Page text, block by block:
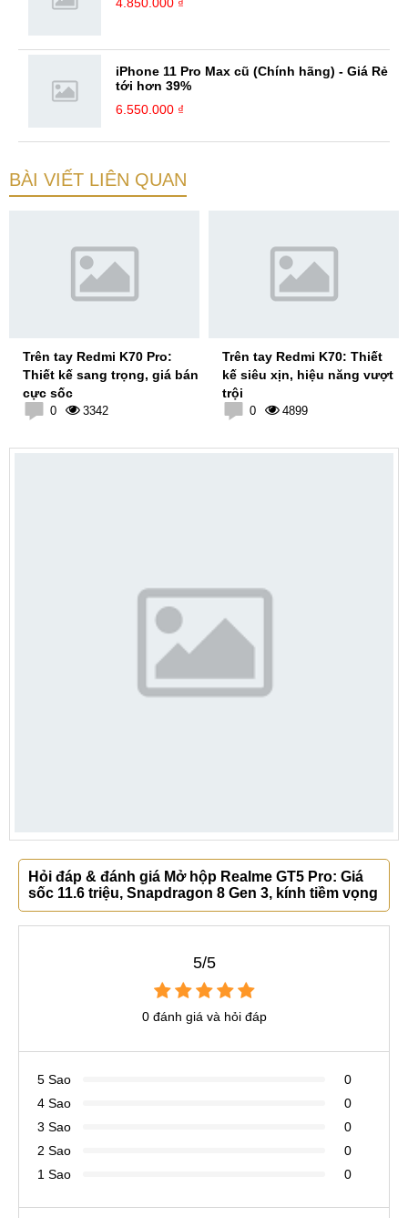
iPhone 11 Pro Max cũ (Chính hãng) - Giá Rẻ
tới hơn 39%
6.550.000 ₫
BÀI VIẾT LIÊN QUAN
Trên tay Redmi K70 Pro:
Thiết kế sang trọng, giá bán
cực sốc
0 3342
Trên tay Redmi K70: Thiết
kế siêu xịn, hiệu năng vượt
trội
0 4899
Hỏi đáp & đánh giá Mở hộp Realme GT5 Pro: Giá
sốc 11.6 triệu, Snapdragon 8 Gen 3, kính tiềm vọng
5/5
0 đánh giá và hỏi đáp
5 Sao
0
4 Sao
0
3 Sao
0
2 Sao
0
1 Sao
0